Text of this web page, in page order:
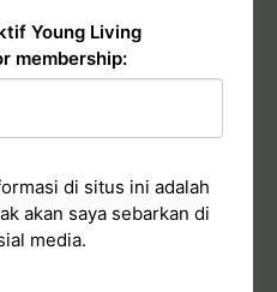
CONDUCT
Young Living
membership:
di situs ini adalah
akan saya sebarkan di
media.